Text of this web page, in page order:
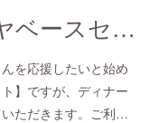
【野菜たっぷりブイヤベースセット】の販売終了
を応援したいと始め
】ですが、ディナー
ただきます。ご利…